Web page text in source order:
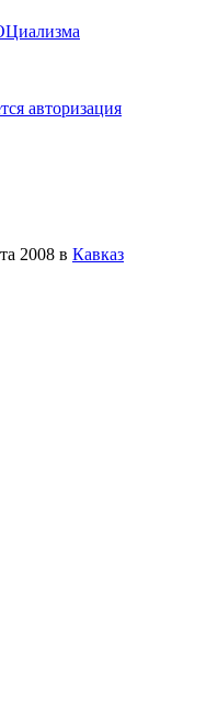
авторизация
2008 в Кавказ